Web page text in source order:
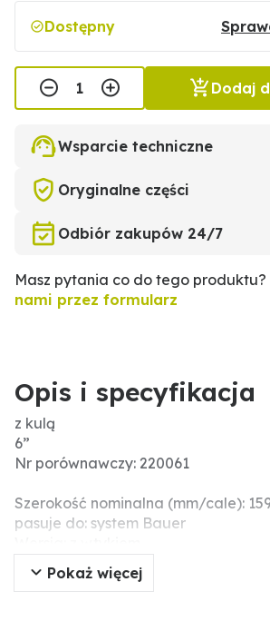
Dostępny
Dodaj
Wsparcie techniczne
Oryginalne części
Odbiór zakupów 24/7
Masz pytania co do tego produktu?
nami przez formularz
Opis i specyfikacja
z kulą
6”
Nr porównawczy: 220061
Szerokość nominalna (mm/cale):
pasuje do: system Bauer
Dodatkowe informacje:
Pokaż więcej